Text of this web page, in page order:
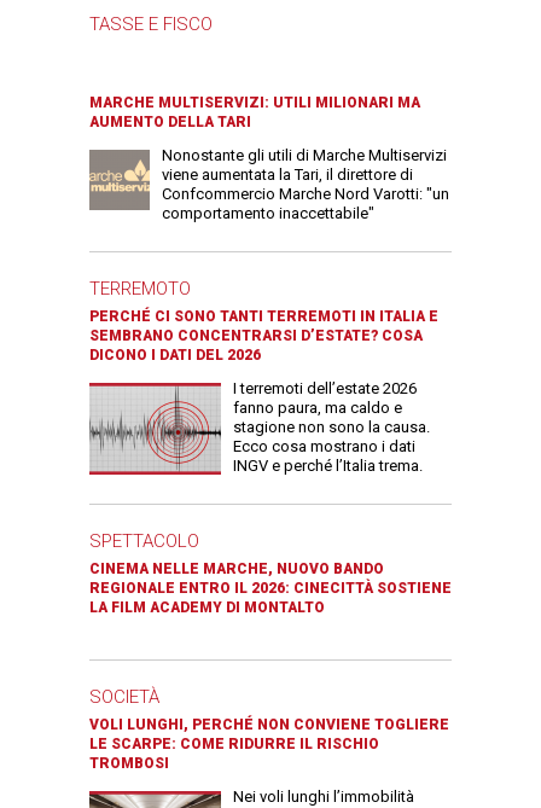
TASSE E FISCO
MARCHE MULTISERVIZI: UTILI MILIONARI MA
AUMENTO DELLA TARI
Nonostante gli utili di Marche Multiservizi
viene aumentata la Tari, il direttore di
Confcommercio Marche Nord Varotti: "un
comportamento inaccettabile"
TERREMOTO
PERCHÉ CI SONO TANTI TERREMOTI IN ITALIA E
SEMBRANO CONCENTRARSI D’ESTATE? COSA
DICONO I DATI DEL 2026
I terremoti dell’estate 2026
fanno paura, ma caldo e
stagione non sono la causa.
Ecco cosa mostrano i dati
INGV e perché l’Italia trema.
SPETTACOLO
CINEMA NELLE MARCHE, NUOVO BANDO
REGIONALE ENTRO IL 2026: CINECITTÀ SOSTIENE
LA FILM ACADEMY DI MONTALTO
SOCIETÀ
VOLI LUNGHI, PERCHÉ NON CONVIENE TOGLIERE
LE SCARPE: COME RIDURRE IL RISCHIO
TROMBOSI
Nei voli lunghi l’immobilità